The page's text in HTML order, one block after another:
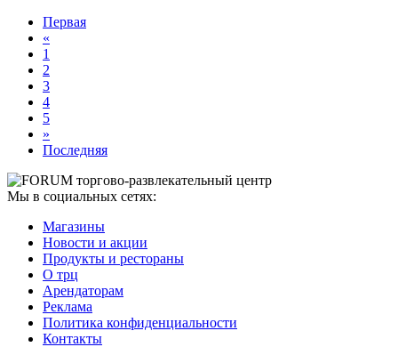
Первая
«
1
2
3
4
5
»
Последняя
Мы в социальных сетях:
Магазины
Новости и акции
Продукты и рестораны
О трц
Арендаторам
Реклама
Политика конфиденциальности
Контакты